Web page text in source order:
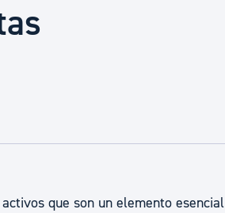
Cultura
Turismo
que son un elemento esencial